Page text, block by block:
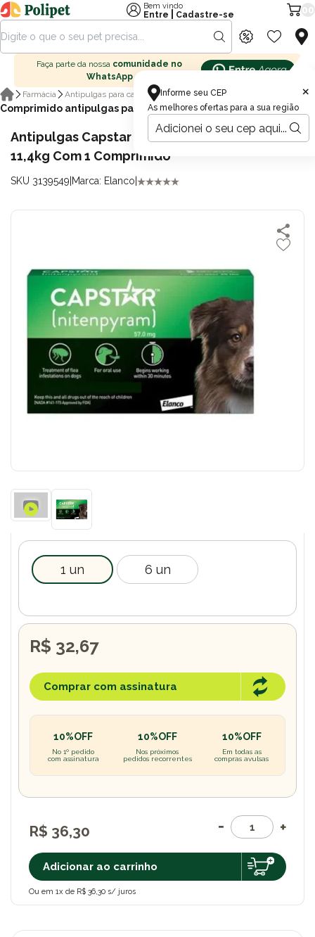
Informe seu CEP
As melhores ofertas para a sua região
×
Bem vindo
Entre
Cadastre-se
Faça parte da nossa comunidade no
WhatsApp
Farmácia
Antipulgas para cachorro
Comprimido antipulgas para cachorro
Antipulgas Capstar 57mg Para Cães Acima De
11,4kg Com 1 Comprimido
SKU 3139549 Marca: Elanco
1 un 6 un
R$ 36,30
Adicionar ao carrinho
Ou em 1x de R$ 36,30 s/ juros
R$ 32,67
Comprar com assinatura
10%OFF
No 1º pedido
com assinatura
10%OFF
Nos próximos
pedidos recorrentes
10%OFF
Em todas as
compras avulsas